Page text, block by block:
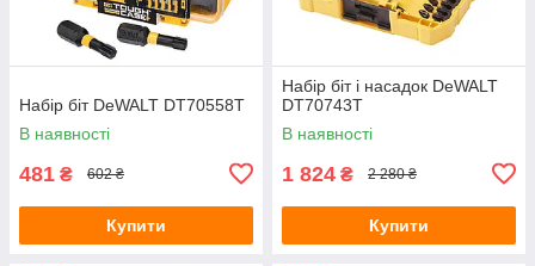
Набір біт DeWALT DT70558T
В наявності
481 ₴ 602 ₴
Купити
Набір біт і насадок DeWALT
DT70743T
В наявності
1 824 ₴ 2 280 ₴
Купити